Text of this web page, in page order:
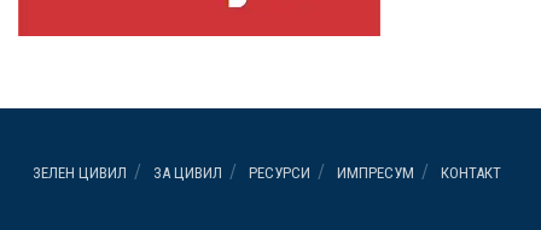
ЗЕЛЕН ЦИВИЛ ЗА ЦИВИЛ РЕСУРСИ ИМПРЕСУМ КОНТАКТ